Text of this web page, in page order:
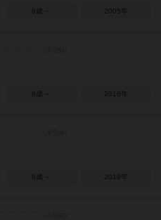
8歳～ 2005年
8歳～ 2016年
8歳～ 2019年